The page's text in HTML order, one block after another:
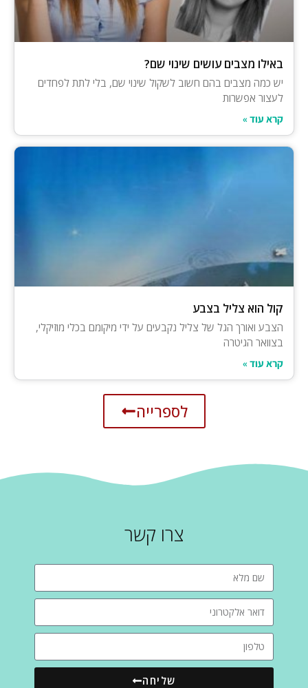
באילו מצבים עושים שינוי שם?
יש כמה מצבים בהם חשוב לשקול שינוי שם, בלי לתת לפחדים
לעצור אפשרות
קרא עוד »
קול הוא צליל בצבע
הצבע ואורך הגל של צליל נקבעים על ידי מיקומם בכלי מוזיקלי,
בצוואר הגיטרה
קרא עוד »
לספרייה
צרו קשר
שליחה